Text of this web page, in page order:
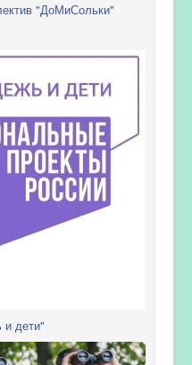
"ДоМиСольки"
дети"